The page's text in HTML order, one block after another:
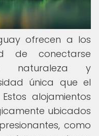
ofrecen a los
de conectarse
naturaleza y
única que el
alojamientos
ubicados
como